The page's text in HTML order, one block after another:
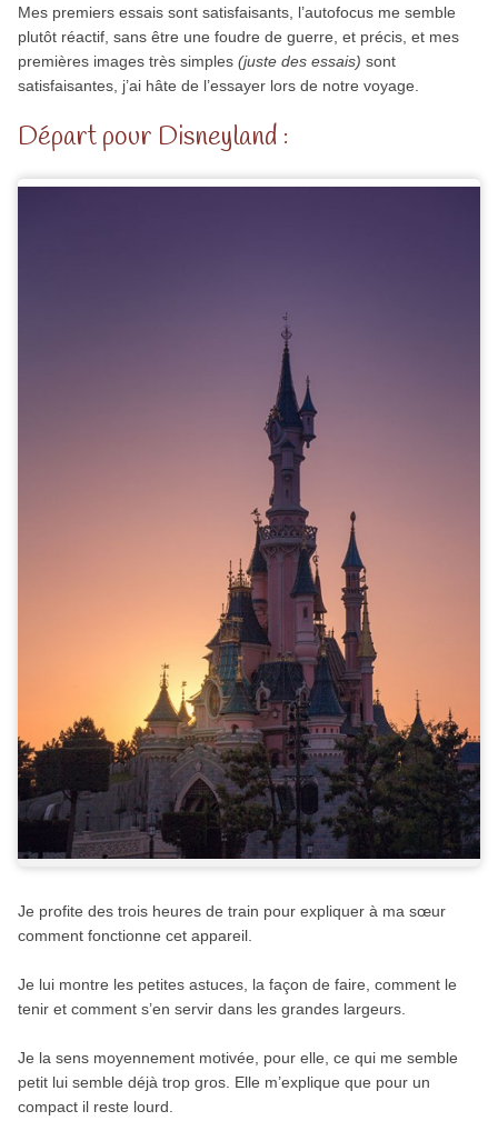
Mes premiers essais sont satisfaisants, l’autofocus me semble
plutôt réactif, sans être une foudre de guerre, et précis, et mes
premières images très simples (juste des essais) sont
satisfaisantes, j’ai hâte de l’essayer lors de notre voyage.
Départ pour Disneyland :
Je profite des trois heures de train pour expliquer à ma sœur
comment fonctionne cet appareil.
Je lui montre les petites astuces, la façon de faire, comment le
tenir et comment s’en servir dans les grandes largeurs.
Je la sens moyennement motivée, pour elle, ce qui me semble
petit lui semble déjà trop gros. Elle m’explique que pour un
compact il reste lourd.